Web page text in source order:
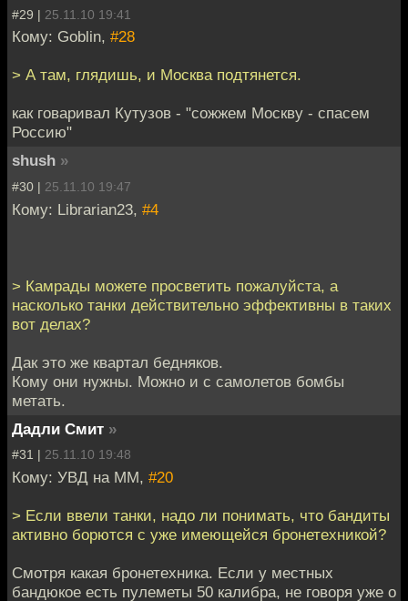
#29 | 25.11.10 19:41
Кому: Goblin, #28
> А там, глядишь, и Москва подтянется.
как говаривал Кутузов - "сожжем Москву - спасем
Россию"
shush »
#30 | 25.11.10 19:47
Кому: Librarian23, #4
> Камрады можете просветить пожалуйста, а
насколько танки действительно эффективны в таких
вот делах?
Дак это же квартал бедняков.
Кому они нужны. Можно и с самолетов бомбы
метать.
Дадли Смит »
#31 | 25.11.10 19:48
Кому: УВД на ММ, #20
> Если ввели танки, надо ли понимать, что бандиты
активно борются с уже имеющейся бронетехникой?
Смотря какая бронетехника. Если у местных
бандюкое есть пулеметы 50 калибра, не говоря уже о